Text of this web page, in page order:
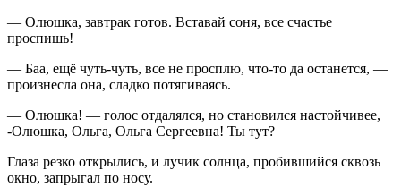
— Олюшка, завтрак готов. Вставай соня, все счастье
проспишь!
— Баа, ещё чуть-чуть, все не просплю, что-то да останется, —
произнесла она, сладко потягиваясь.
— Олюшка! — голос отдалялся, но становился настойчивее,
-Олюшка, Ольга, Ольга Сергеевна! Ты тут?
Глаза резко открылись, и лучик солнца, пробившийся сквозь
окно, запрыгал по носу.